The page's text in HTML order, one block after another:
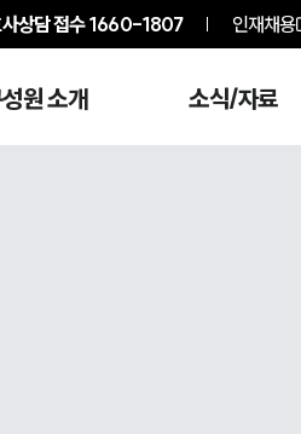
상담 접수1660-1807 인재채용
원 소개 소식/자료